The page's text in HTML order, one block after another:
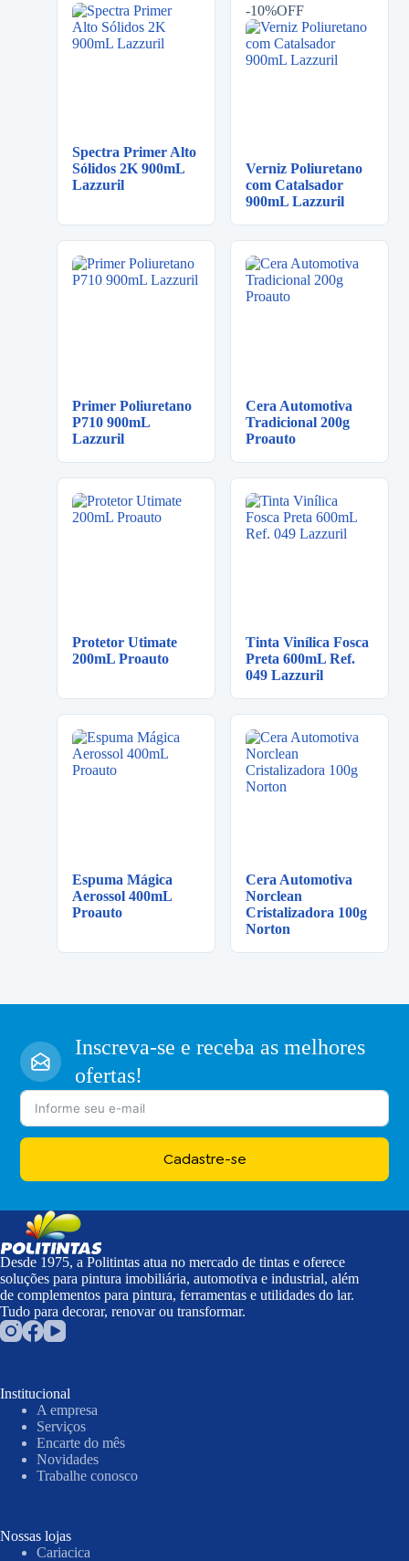
Spectra Primer Alto
Sólidos 2K 900mL
Lazzuril
-10%OFF
Verniz Poliuretano
com Catalsador
900mL Lazzuril
Primer Poliuretano
P710 900mL
Lazzuril
Cera Automotiva
Tradicional 200g
Proauto
Protetor Utimate
200mL Proauto
Tinta Vinílica Fosca
Preta 600mL Ref.
049 Lazzuril
Espuma Mágica
Aerossol 400mL
Proauto
Cera Automotiva
Norclean
Cristalizadora 100g
Norton
Inscreva-se e receba as melhores
ofertas!
Cadastre-se
Desde 1975, a Politintas atua no mercado de tintas e oferece
soluções para pintura imobiliária, automotiva e industrial, além
de complementos para pintura, ferramentas e utilidades do lar.
Tudo para decorar, renovar ou transformar.
Institucional
A empresa
Serviços
Encarte do mês
Novidades
Trabalhe conosco
Nossas lojas
Cariacica